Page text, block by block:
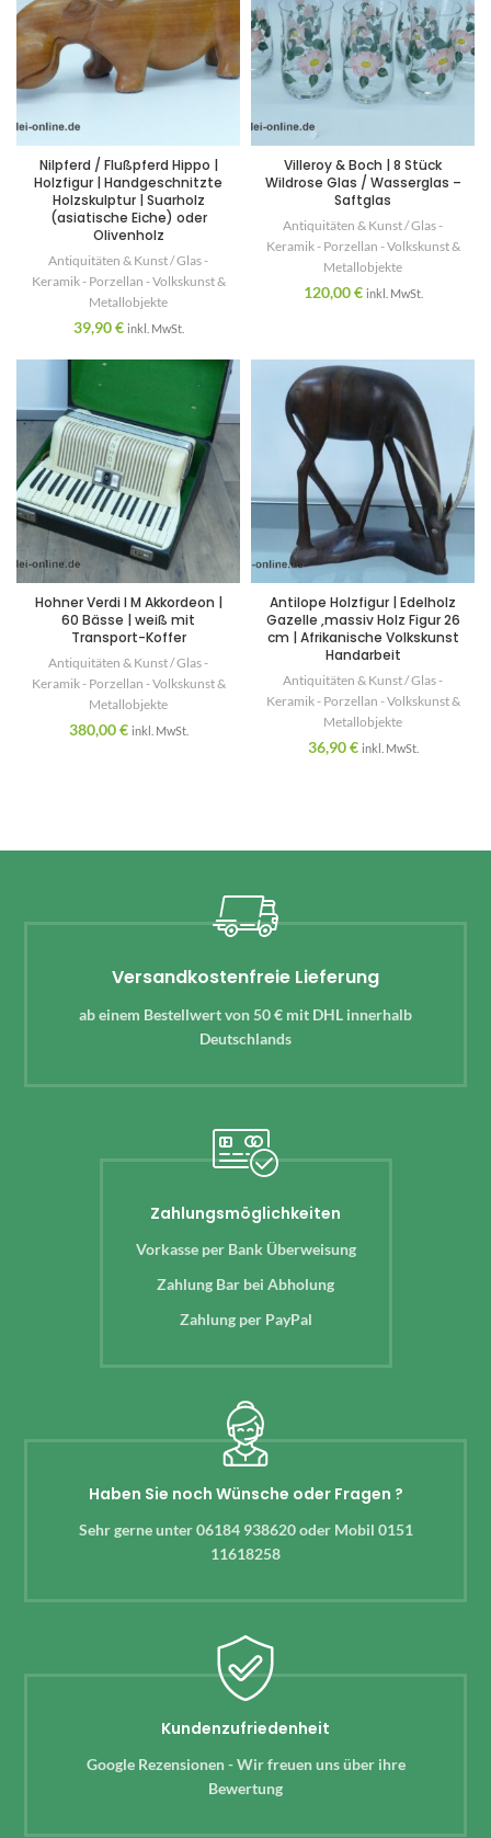
Nilpferd / Flußpferd Hippo |
Holzfigur | Handgeschnitzte
Holzskulptur | Suarholz
(asiatische Eiche) oder
Olivenholz
Antiquitäten & Kunst / Glas -
Keramik - Porzellan - Volkskunst &
Metallobjekte
39,90€ inkl. MwSt.
Villeroy & Boch | 8 Stück
Wildrose Glas / Wasserglas –
Saftglas
Antiquitäten & Kunst / Glas -
Keramik - Porzellan - Volkskunst &
Metallobjekte
120,00€ inkl. MwSt.
Hohner Verdi I M Akkordeon |
60 Bässe | weiß mit
Transport-Koffer
Antiquitäten & Kunst / Glas -
Keramik - Porzellan - Volkskunst &
Metallobjekte
380,00€ inkl. MwSt.
Antilope Holzfigur | Edelholz
Gazelle ,massiv Holz Figur 26
cm | Afrikanische Volkskunst
Handarbeit
Antiquitäten & Kunst / Glas -
Keramik - Porzellan - Volkskunst &
Metallobjekte
36,90€ inkl. MwSt.
Versandkostenfreie Lieferung
ab einem Bestellwert von 50 € mit DHL innerhalb
Deutschlands
Zahlungsmöglichkeiten
Vorkasse per Bank Überweisung
Zahlung Bar bei Abholung
Zahlung per PayPal
Haben Sie noch Wünsche oder Fragen ?
Sehr gerne unter 06184 938620 oder Mobil 0151
11618258
Kundenzufriedenheit
Google Rezensionen - Wir freuen uns über ihre
Bewertung